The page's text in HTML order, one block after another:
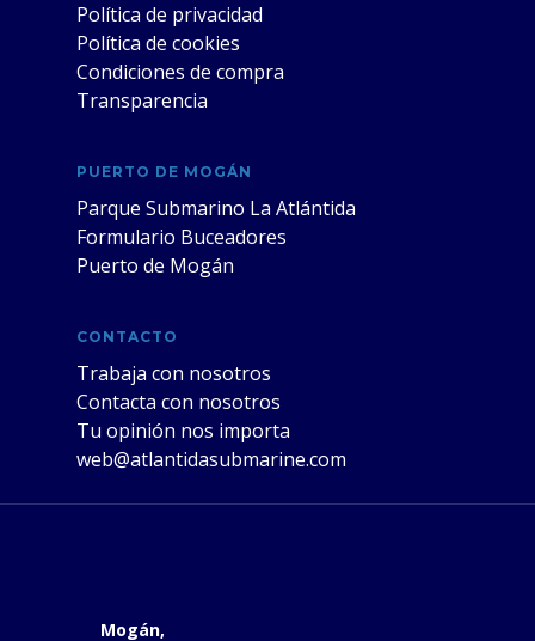
Política de privacidad
Política de cookies
Condiciones de compra
Transparencia
PUERTO DE MOGÁN
Parque Submarino La Atlántida
Formulario Buceadores
Puerto de Mogán
CONTACTO
Trabaja con nosotros
Contacta con nosotros
Tu opinión nos importa
web@atlantidasubmarine.com
Mogán,